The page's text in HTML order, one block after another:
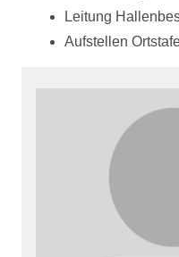
Leitung
Aufstellen